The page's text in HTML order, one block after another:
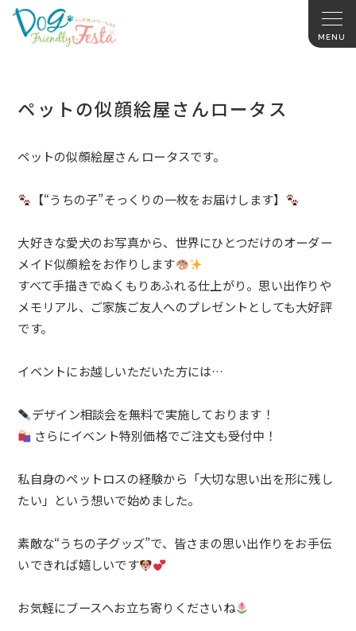
ペットの似顔絵屋さんロータス
ペットの似顔絵屋さん ロータスです。
【“うちの子”そっくりの一枚をお届けします】
大好きな愛犬のお写真から、 世界にひとつだけのオーダー
メイド似顔絵をお作りします
すべて手描きでぬくもりあふれる仕上がり。 思い出作りや
メモリアル、 ご家族ご友人へのプレゼントとしても大好評
です。
イベントにお越しいただいた方には…
デザイン相談会を無料で実施しております！
さらにイベント特別価格でご注文も受付中！
私自身のペットロスの経験から「大切な思い出を形に残し
たい」 という想いで始めました。
素敵な“うちの子グッズ”で、 皆さまの思い出作りをお手伝
いできれば嬉しいです
お気軽にブースへお立ち寄りくださいね